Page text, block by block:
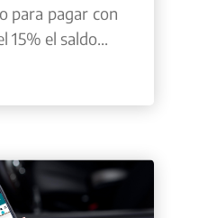
para pagar con
15% el saldo...